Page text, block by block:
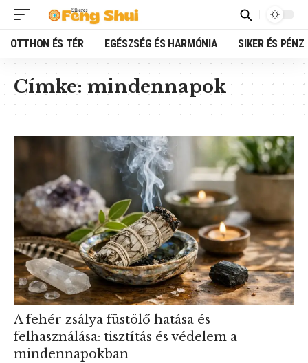
OTTHON ÉS TÉR EGÉSZSÉG ÉS HARMÓNIA SIKER ÉS PÉNZ
Címke:mindennapok
A fehér zsálya füstölő hatása és
felhasználása: tisztítás és védelem a
mindennapokban